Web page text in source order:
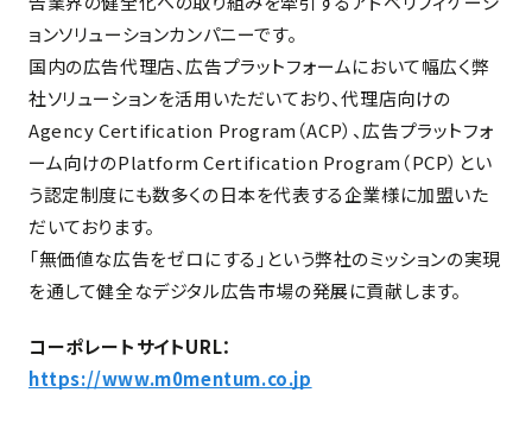
ョンソリューションカンパニーです。
国内の広告代理店、広告プラットフォームにおいて幅広く弊
社ソリューションを活用いただいており、代理店向けの
Agency Certification Program（ACP）、広告プラットフォ
ーム向けのPlatform Certification Program（PCP）とい
う認定制度にも数多くの日本を代表する企業様に加盟いた
だいております。
「無価値な広告をゼロにする」という弊社のミッションの実現
を通して健全なデジタル広告市場の発展に貢献します。
コーポレートサイトURL：
https://www.m0mentum.co.jp